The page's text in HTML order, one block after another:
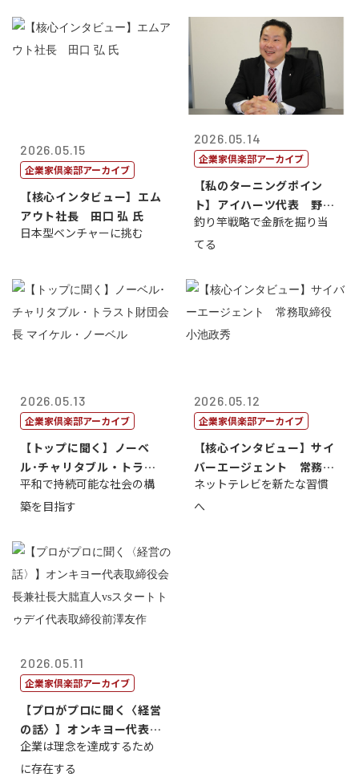
2026.05.15
企業家倶楽部アーカイブ
【核心インタビュー】エム
アウト社長 田口 弘 氏
日本型ベンチャーに挑む
2026.05.14
企業家倶楽部アーカイブ
【私のターニングポイン
ト】アイハーツ代表 野田
憲史
釣り竿戦略で金脈を掘り当
てる
2026.05.13
企業家倶楽部アーカイブ
【トップに聞く】ノーベ
ル･チャリタブル・トラス
ト財団会長 マ...
平和で持続可能な社会の構
築を目指す
2026.05.12
企業家倶楽部アーカイブ
【核心インタビュー】サイ
バーエージェント 常務取
締役 小池政...
ネットテレビを新たな習慣
へ
2026.05.11
企業家倶楽部アーカイブ
【プロがプロに聞く〈経営
の話〉】オンキヨー代表取
締役会長兼社...
企業は理念を達成するため
に存在する